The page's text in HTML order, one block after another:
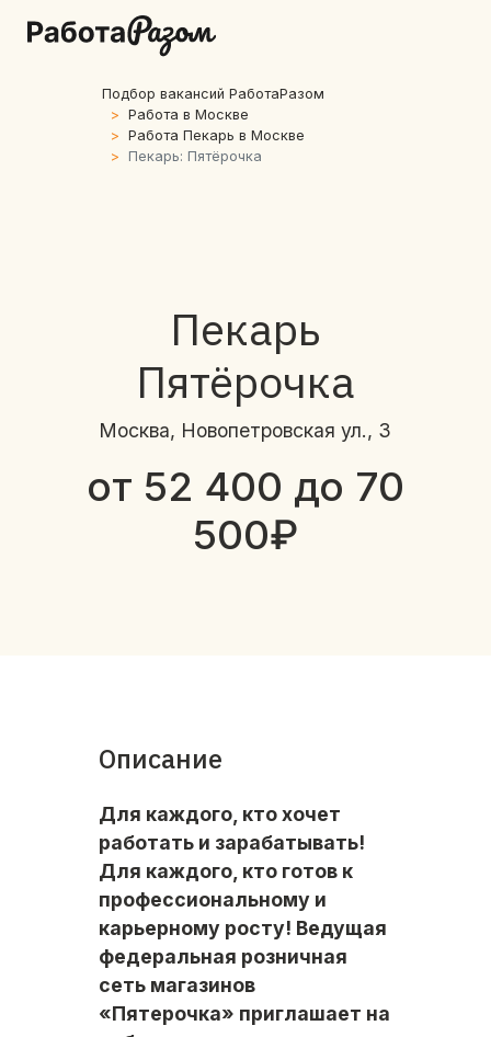
Подбор вакансий РаботаРазом
Работа в Москве
Работа Пекарь в Москве
Пекарь: Пятёрочка
Пекарь
Пятёрочка
Москва, Новопетровская ул., 3
от 52 400 до 70
500₽
Описание
Для каждого, кто хочет
работать и зарабатывать!
Для каждого, кто готов к
профессиональному и
карьерному росту! Ведущая
федеральная розничная
сеть магазинов
«Пятерочка» приглашает на